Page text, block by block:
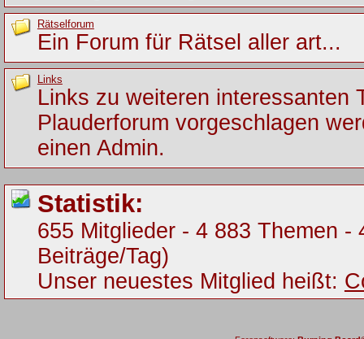
Rätselforum
Ein Forum für Rätsel aller art...
Links
Links zu weiteren interessanten
Plauderforum vorgeschlagen
einen Admin.
Statistik:
655 Mitglieder - 4 883 Themen
Beiträge/Tag)
Unser neuestes Mitglied heißt: